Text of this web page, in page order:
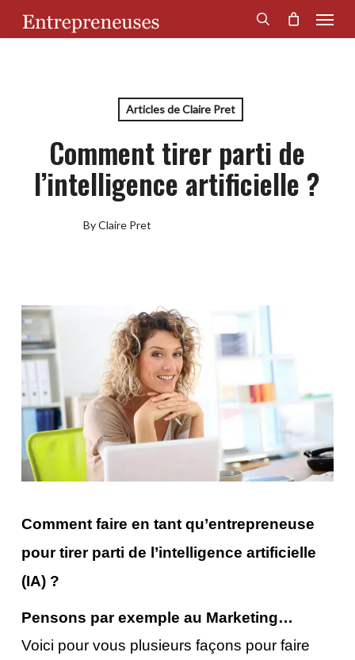
search
Menu
Articles de Claire Pret
Comment tirer parti de
l’intelligence artificielle ?
By Claire Pret
Comment faire en tant qu’entrepreneuse
pour tirer parti de l’intelligence artificielle
(IA) ?
Pensons par exemple au Marketing…
Voici pour vous plusieurs façons pour faire